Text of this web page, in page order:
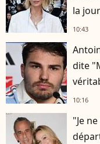
la
10:43
dite
10:16
"Je